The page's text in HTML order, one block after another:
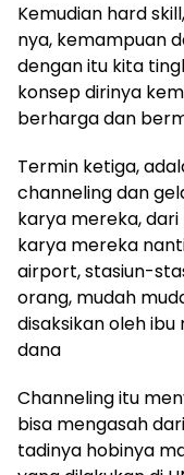
Kemudian hard
nya, kemampuan
dengan itu kita
konsep dirinya
berharga dan
Termin ketiga,
channeling dan
karya mereka,
karya mereka
airport, stasiun-
orang, mudah
disaksikan oleh
dana
Channeling itu
bisa mengasah
tadinya hobinya